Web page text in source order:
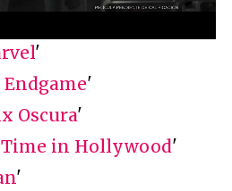
'
Endgame'
Oscura'
Time in Hollywood'
'